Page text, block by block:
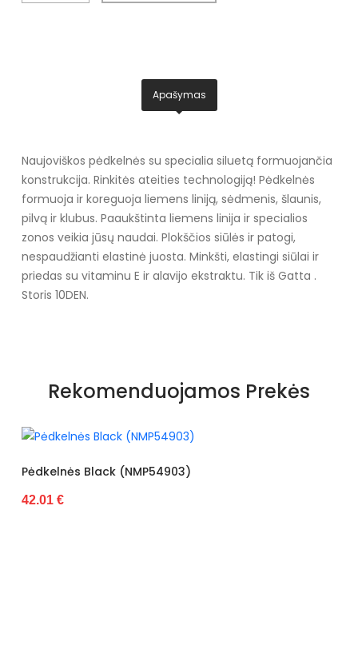
Apašymas
Naujoviškos pėdkelnės su specialia siluetą formuojančia
konstrukcija. Rinkitės ateities technologiją! Pėdkelnės
formuoja ir koreguoja liemens liniją, sėdmenis, šlaunis,
pilvą ir klubus. Paaukštinta liemens linija ir specialios
zonos veikia jūsų naudai. Plokščios siūlės ir patogi,
nespaudžianti elastinė juosta. Minkšti, elastingi siūlai ir
priedas su vitaminu E ir alavijo ekstraktu. Tik iš Gatta .
Storis 10DEN.
Rekomenduojamos Prekės
(NMP54903)